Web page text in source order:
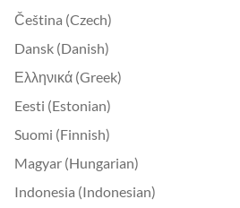
Čeština (Czech)
Dansk (Danish)
Ελληνικά (Greek)
Eesti (Estonian)
Suomi (Finnish)
Magyar (Hungarian)
Indonesia (Indonesian)